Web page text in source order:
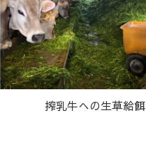
搾乳牛への生草給餌